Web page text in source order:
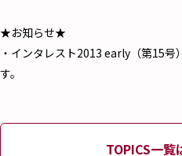
★お知らせ★
・インタレスト2013 early（第15
す。
TOPICS一覧